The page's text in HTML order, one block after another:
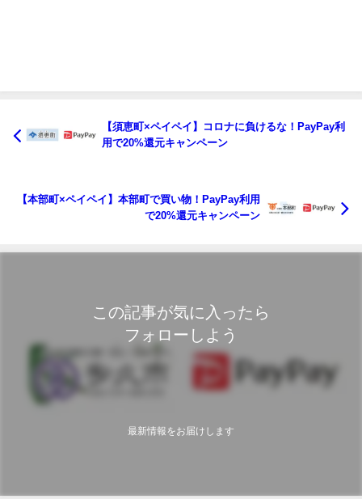
【須恵町×ペイペイ】コロナに負けるな！PayPay利
用で20%還元キャンペーン
【本部町×ペイペイ】本部町で買い物！PayPay利用
で20%還元キャンペーン
この記事が気に入ったら
フォローしよう
最新情報をお届けします